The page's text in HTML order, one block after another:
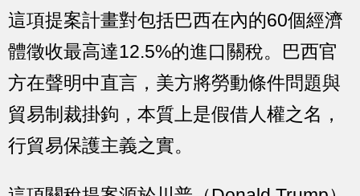
這項提案計畫對包括巴西在內的60個經濟
體徵收最高達12.5%的進口關稅。巴西官
方在聲明中直言，美方將勞動條件問題與
貿易制裁掛鉤，本質上是假借人權之名，
行貿易保護主義之實。